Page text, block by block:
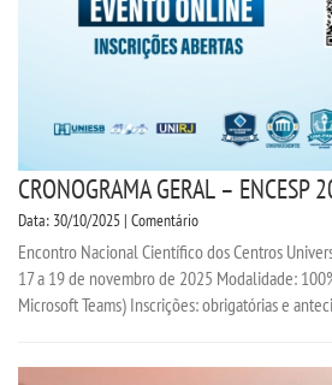
CRONOGRAMA GERAL – ENCESP
Data: 30/10/2025 | Comentário
Encontro Nacional Científico dos Centros
17 a 19 de novembro de 2025 Modalidade:
Microsoft Teams) Inscrições: obrigatórias e